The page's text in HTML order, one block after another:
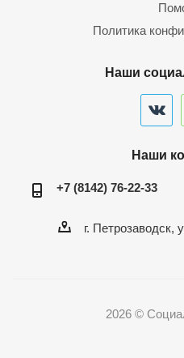
Политика
Наши
Наши
+7 (8142) 76-22-33
г. Петрозаводск,
2026 ©